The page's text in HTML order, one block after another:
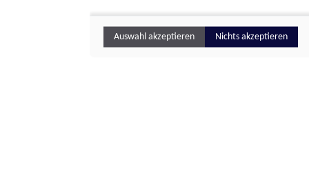
Auswahl akzeptieren Nichts akzeptieren